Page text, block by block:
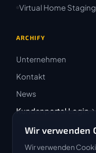
Virtual Home Staging
ARCHIFY
Unternehmen
Kontakt
News
Kundenportal Login
Wir verwenden
Wir verwenden